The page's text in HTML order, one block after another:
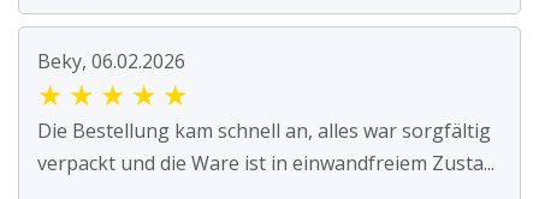
Beky, 06.02.2026
★ ★ ★ ★ ★
Die Bestellung kam schnell an, alles war sorgfältig
verpackt und die Ware ist in einwandfreiem Zusta...